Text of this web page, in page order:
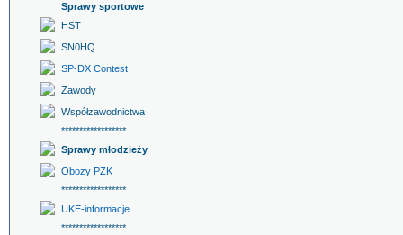
Sprawy sportowe
HST
SN0HQ
SP-DX Contest
Zawody
Współzawodnictwa
******************
Sprawy młodzieży
Obozy PZK
******************
UKE-informacje
******************